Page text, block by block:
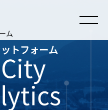
ム
トフォーム